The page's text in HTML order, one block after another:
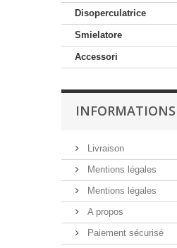
Disoperculatrice
Smielatore
Accessori
INFORMATIONS
Livraison
Mentions légales
Mentions légales
A propos
Paiement sécurisé